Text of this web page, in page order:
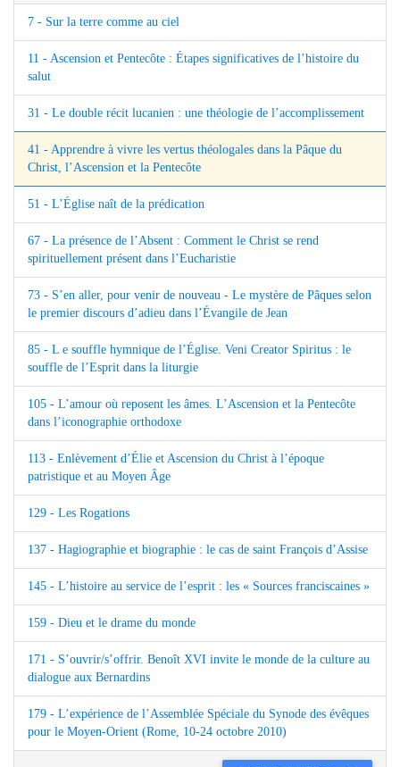
7 - Sur la terre comme au ciel
11 - Ascension et Pentecôte : Étapes significatives de l’histoire du
salut
31 - Le double récit lucanien : une théologie de l’accomplissement
41 - Apprendre à vivre les vertus théologales dans la Pâque du
Christ, l’Ascension et la Pentecôte
51 - L’Église naît de la prédication
67 - La présence de l’Absent : Comment le Christ se rend
spirituellement présent dans l’Eucharistie
73 - S’en aller, pour venir de nouveau - Le mystère de Pâques selon
le premier discours d’adieu dans l’Évangile de Jean
85 - L e souffle hymnique de l’Église. Veni Creator Spiritus : le
souffle de l’Esprit dans la liturgie
105 - L’amour où reposent les âmes. L’Ascension et la Pentecôte
dans l’iconographie orthodoxe
113 - Enlèvement d’Élie et Ascension du Christ à l’époque
patristique et au Moyen Âge
129 - Les Rogations
137 - Hagiographie et biographie : le cas de saint François d’Assise
145 - L’histoire au service de l’esprit : les « Sources franciscaines »
159 - Dieu et le drame du monde
171 - S’ouvrir/s’offrir. Benoît XVI invite le monde de la culture au
dialogue aux Bernardins
179 - L’expérience de l’Assemblée Spéciale du Synode des évêques
pour le Moyen-Orient (Rome, 10-24 octobre 2010)